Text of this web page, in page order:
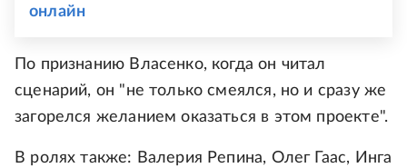
онлайн
По признанию Власенко, когда он читал
сценарий, он "не только смеялся, но и сразу же
загорелся желанием оказаться в этом проекте".
В ролях также: Валерия Репина, Олег Гаас, Инга